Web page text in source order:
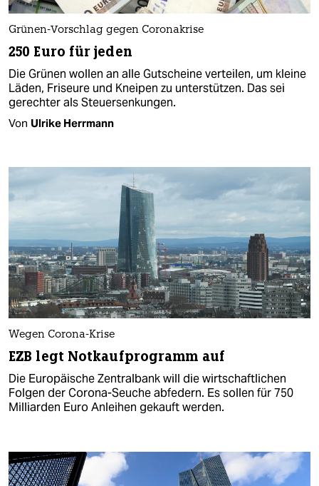
Grünen-Vorschlag gegen Coronakrise
250 Euro für jeden
Die Grünen wollen an alle Gutscheine verteilen, um kleine
Läden, Friseure und Kneipen zu unterstützen. Das sei
gerechter als Steuersenkungen.
Von Ulrike Herrmann
Wegen Corona-Krise
EZB legt Notkaufprogramm auf
Die Europäische Zentralbank will die wirtschaftlichen
Folgen der Corona-Seuche abfedern. Es sollen für 750
Milliarden Euro Anleihen gekauft werden.